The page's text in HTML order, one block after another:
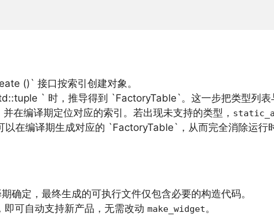
()` 接口按索引创建对象。
` 时，推导得到 `FactoryTable`。这一步把类型列表
在编译期定位对应的索引。若出现未支持的类型，
在编译期生成对应的 `FactoryTable`，从而完全消除运行
确定，最终生成的可执行文件仅包含必要的构造代码。
即可自动支持新产品，无需改动 make_widget。